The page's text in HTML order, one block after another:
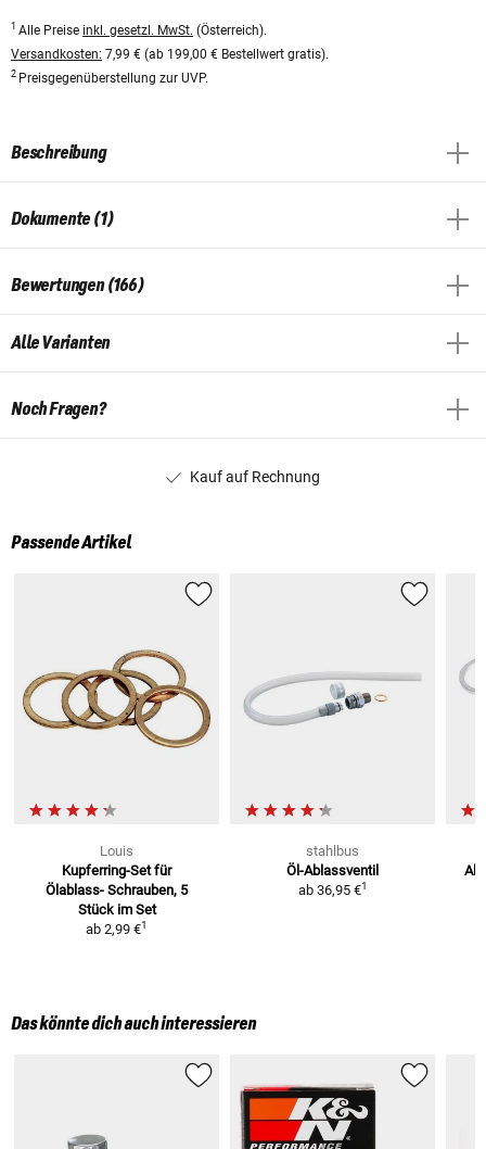
1 Alle Preise inkl. gesetzl. MwSt. (Österreich).
Versandkosten: 7,99 € (ab 199,00 € Bestellwert gratis).
2 Preisgegenüberstellung zur UVP.
Beschreibung
Dokumente (1)
Bewertungen (166)
Alle Varianten
Noch Fragen?
Kauf auf Rechnung
Passende Artikel
Louis
Kupferring-Set für
Ölablass- Schrauben, 5
Stück im Set
ab 2,99 €1
stahlbus
Öl-Ablassventil
ab 36,95 €1
Das könnte dich auch interessieren